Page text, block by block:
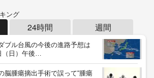
ング
24時間 週間
ブル台風の今後の進路予想は
（日）午後…
脳腫瘍摘出手術で誤って“腫瘍